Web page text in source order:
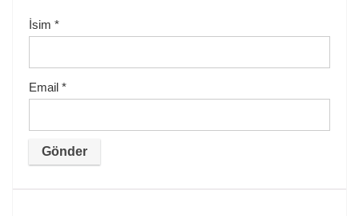
İsim *
Email *